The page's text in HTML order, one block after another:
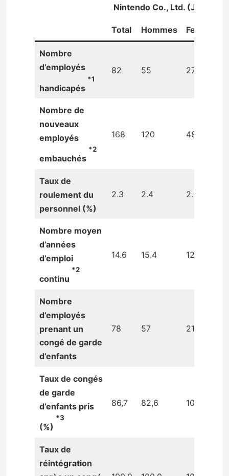
Nintendo Co., Ltd. (Japon)
Total Hommes Femmes
Nombre
d’employés
handicapés
*1
82 55 27
Nombre de
nouveaux
employés
embauchés
*2
168 120 48
Taux de
roulement du
personnel (%)
2.3 2.4 2.2
Nombre moyen
d’années
d’emploi
continu
*2
14.6 15.4 12.3
Nombre
d’employés
prenant un
congé de garde
d’enfants
78 57 21
Taux de congés
de garde
d’enfants pris
(%)
*3
86,7 82,6 100,0
Taux de
réintégration